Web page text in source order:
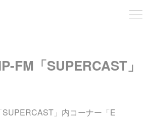
FM「SUPERCAST」
」内コーナー「E